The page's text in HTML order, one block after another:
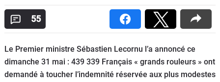
Utilitaires
Auto
Services
55
Le Premier ministre Sébastien Lecornu l’a annoncé ce
dimanche 31 mai : 439 339 Français « grands rouleurs » ont
demandé à toucher l’indemnité réservée aux plus modestes